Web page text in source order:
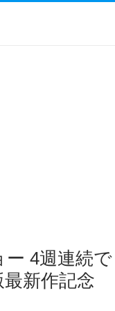
4週連続で
新作記念